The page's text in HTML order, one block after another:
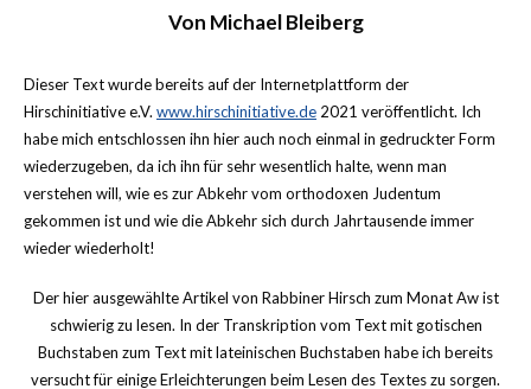
Von Michael Bleiberg
Dieser Text wurde bereits auf der Internetplattform der
Hirschinitiative e.V. www.hirschinitiative.de 2021 veröffentlicht. Ich
habe mich entschlossen ihn hier auch noch einmal in gedruckter Form
wiederzugeben, da ich ihn für sehr wesentlich halte, wenn man
verstehen will, wie es zur Abkehr vom orthodoxen Judentum
gekommen ist und wie die Abkehr sich durch Jahrtausende immer
wieder wiederholt!
Der hier ausgewählte Artikel von Rabbiner Hirsch zum Monat Aw ist
schwierig zu lesen. In der Transkription vom Text mit gotischen
Buchstaben zum Text mit lateinischen Buchstaben habe ich bereits
versucht für einige Erleichterungen beim Lesen des Textes zu sorgen.